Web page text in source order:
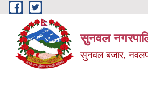
Skip to main content
सुनवल
सुनवल बजार,